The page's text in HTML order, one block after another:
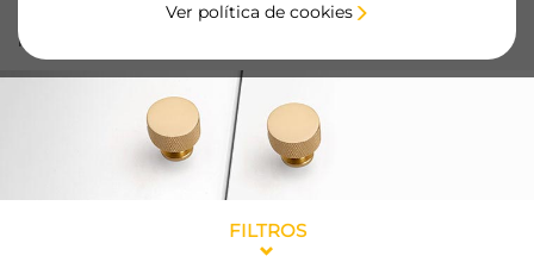
Ver política de cookies
concebidos para combinar estética e funcionalidade com
materiais duradouros e acabamentos elegantes.
FILTROS